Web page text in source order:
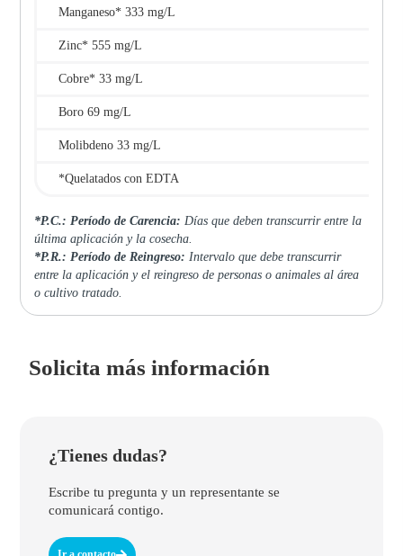
Manganeso* 333 mg/L
Zinc* 555 mg/L
Cobre* 33 mg/L
Boro 69 mg/L
Molibdeno 33 mg/L
*Quelatados con EDTA
*P.C.: Período de Carencia: Días que deben transcurrir entre la
última aplicación y la cosecha.
*P.R.: Período de Reingreso: Intervalo que debe transcurrir
entre la aplicación y el reingreso de personas o animales al área
o cultivo tratado.
Solicita más información
¿Tienes dudas?
Escribe tu pregunta y un representante se
comunicará contigo.